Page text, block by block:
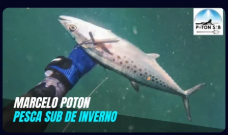
PSICOLÓGICO
NO
MERGULHO
LIVRE
E
PESCA
SUB
–
SUPERAÇÃO
ALUNO
RAFA